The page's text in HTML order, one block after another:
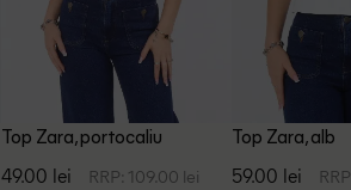
Top Zara, portocaliu
49.00 lei RRP: 109.00 lei
Top Zara, alb
59.00 lei